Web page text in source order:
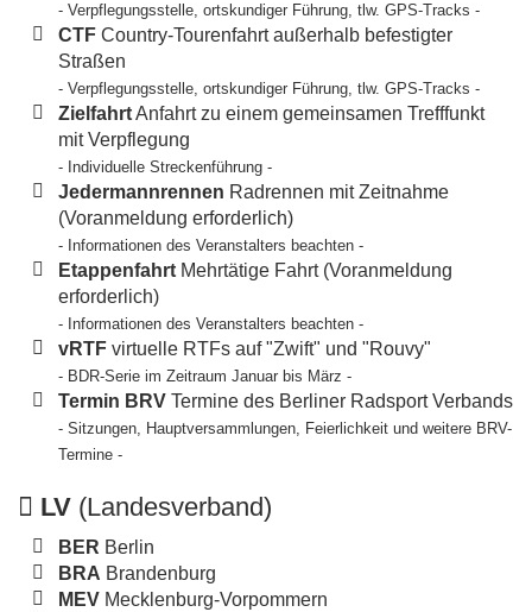
- Verpflegungsstelle, ortskundiger Führung, tlw. GPS-Tracks -
CTF Country-Tourenfahrt außerhalb befestigter
Straßen
- Verpflegungsstelle, ortskundiger Führung, tlw. GPS-Tracks -
ZielfahrtAnfahrt zu einem gemeinsamen Trefffunkt
mit Verpflegung
- Individuelle Streckenführung -
Jedermannrennen Radrennen mit Zeitnahme
(Voranmeldung erforderlich)
- Informationen des Veranstalters beachten -
Etappenfahrt Mehrtätige Fahrt (Voranmeldung
erforderlich)
- Informationen des Veranstalters beachten -
vRTF virtuelle RTFs auf "Zwift" und "Rouvy"
- BDR-Serie im Zeitraum Januar bis März -
Termin BRV Termine des Berliner Radsport Verbands
- Sitzungen, Hauptversammlungen, Feierlichkeit und weitere BRV-
Termine -
LV (Landesverband)
BER Berlin
BRA Brandenburg
MEV Mecklenburg-Vorpommern